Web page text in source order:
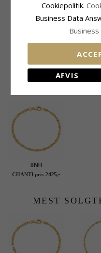
Produktinformation
Kædetype:
BNH Singaporearmbånd
BNH
singaporearmbånd i
CHANTI pris 2425,-
MEST
Cookiepolitik.
Business Data
AFVIS